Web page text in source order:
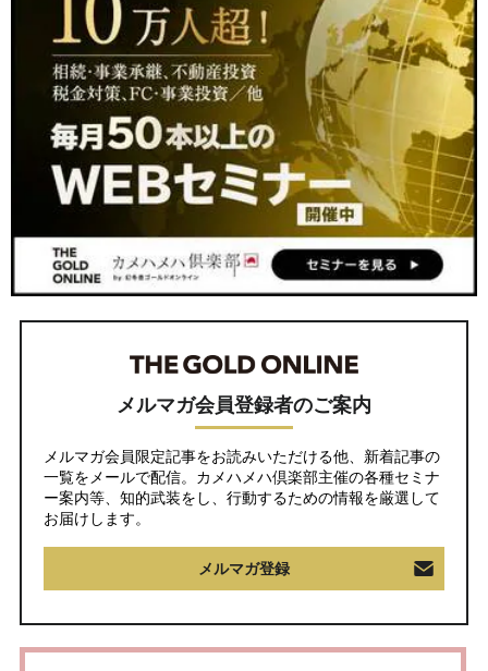
メルマガ会員登録者のご案内
メルマガ会員限定記事をお読みいただける他、新着記事の
一覧をメールで配信。カメハメハ倶楽部主催の各種セミナ
ー案内等、知的武装をし、行動するための情報を厳選して
お届けします。
メルマガ登録